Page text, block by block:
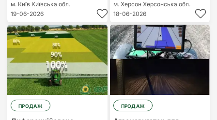
м. Київ Київська обл.
19-06-2026
м. Херсон Херсонська обл.
18-06-2026
ПРОДАЖ ПРОДАЖ